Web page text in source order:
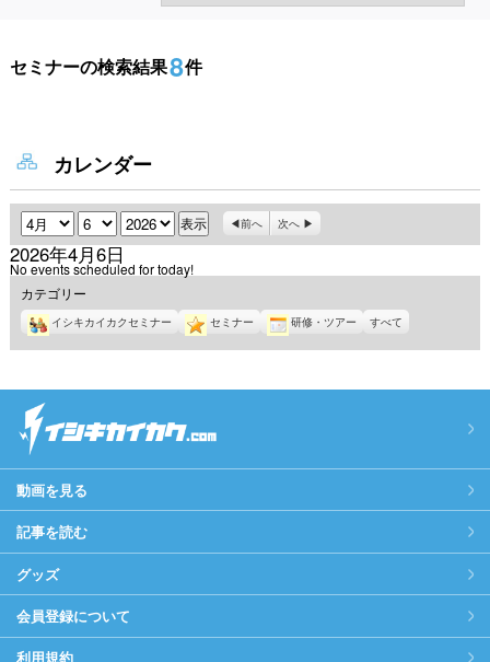
セミナーの検索結果8件
カレンダー
月 日 年 前へ 次へ
2026年4月6日
No events scheduled for today!
カテゴリー
イシキカイカクセミナー セミナー 研修・ツアー すべて
動画を見る
記事を読む
グッズ
会員登録について